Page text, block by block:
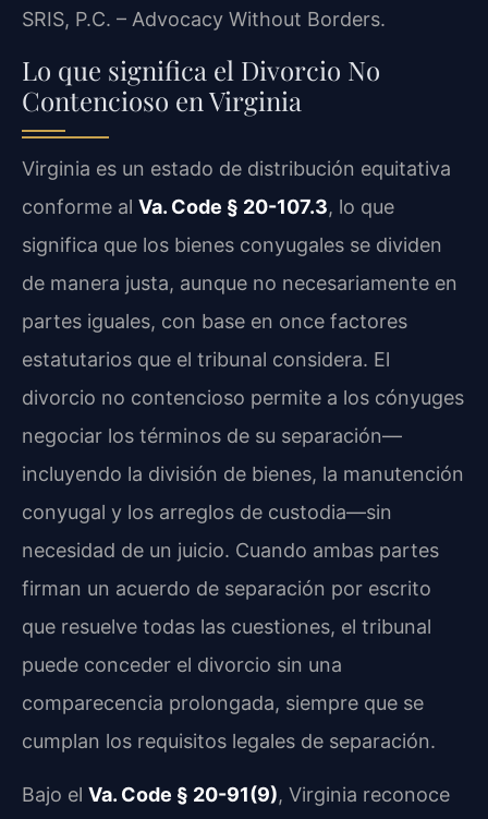
SRIS, P.C. – Advocacy Without Borders.
Lo que significa el Divorcio No
Contencioso en Virginia
Virginia es un estado de distribución equitativa
conforme al Va. Code § 20-107.3, lo que
significa que los bienes conyugales se dividen
de manera justa, aunque no necesariamente en
partes iguales, con base en once factores
estatutarios que el tribunal considera. El
divorcio no contencioso permite a los cónyuges
negociar los términos de su separación—
incluyendo la división de bienes, la manutención
conyugal y los arreglos de custodia—sin
necesidad de un juicio. Cuando ambas partes
firman un acuerdo de separación por escrito
que resuelve todas las cuestiones, el tribunal
puede conceder el divorcio sin una
comparecencia prolongada, siempre que se
cumplan los requisitos legales de separación.
Bajo el Va. Code § 20-91(9), Virginia reconoce